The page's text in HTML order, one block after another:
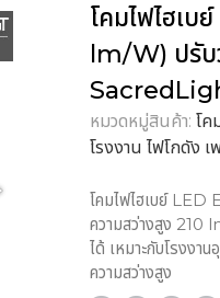
โคมไฟไฮเบ
lm/W) ปรับ
หมวดหมู่สินค้า: โค
โรงงาน ไฟโกดัง เ
โคมไฟไฮเบย์
ความสว่างสูง
ได้ เหมาะกับโรงงา
ความสว่างสูง